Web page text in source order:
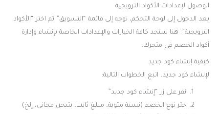
الوصول لإعدادات الأكواد الترويجية
بعد الدخول إلى لوحة التحكم، توجه إلى قائمة “التسويق” ثم اختر “الأكواد
الترويجية”. هنا ستجد كافة الخيارات والإعدادات الخاصة بإنشاء وإدارة
أكواد الخصم في متجرك.
كيفية إنشاء كود جديد
لإنشاء كود جديد، اتبع الخطوات التالية:
انقر على زر “إنشاء كود جديد”
اختر نوع الخصم (نسبة مئوية، مبلغ ثابت، شحن مجاني، إلخ)